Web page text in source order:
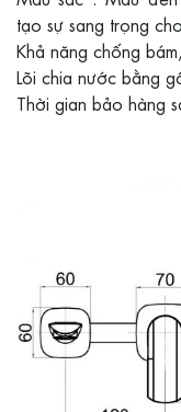
tạo sự sang trọng
Khả năng chống
Lõi chia nước bằng
Thời gian bảo hàng